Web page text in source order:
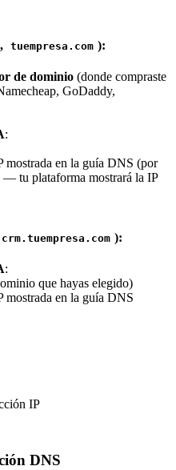
tuempresa.com ):
de dominio (donde compraste
GoDaddy,
:
mostrada en la guía DNS (por
— tu plataforma mostrará la IP
crm.tuempresa.com ):
:
que hayas elegido)
mostrada en la guía DNS
IP
DNS